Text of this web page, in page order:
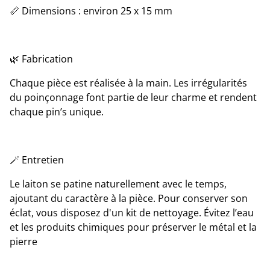
📏 Dimensions : environ 25 x 15 mm
🌿 Fabrication
Chaque pièce est réalisée à la main. Les irrégularités
du poinçonnage font partie de leur charme et rendent
chaque pin’s unique.
🪄 Entretien
Le laiton se patine naturellement avec le temps,
ajoutant du caractère à la pièce. Pour conserver son
éclat, vous disposez d'un kit de nettoyage. Évitez l’eau
et les produits chimiques pour préserver le métal et la
pierre